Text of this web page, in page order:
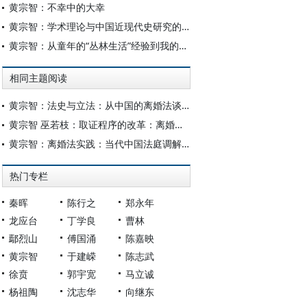
黄宗智：不幸中的大幸
黄宗智：学术理论与中国近现代史研究的四个陷阱
黄宗智：从童年的“丛林生活”经验到我的学术道路
相同主题阅读
黄宗智：法史与立法：从中国的离婚法谈起
黄宗智 巫若枝：取证程序的改革：离婚法的合理与不合理实践[1]
黄宗智：离婚法实践：当代中国法庭调解制度的起源、虚构和现实
热门专栏
秦晖 陈行之
郑永年
龙应台
丁学良
曹林
鄢烈山
傅国涌
陈嘉映
黄宗智
于建嵘
陈志武
徐贲
郭宇宽
马立诚
杨祖陶
沈志华
向继东